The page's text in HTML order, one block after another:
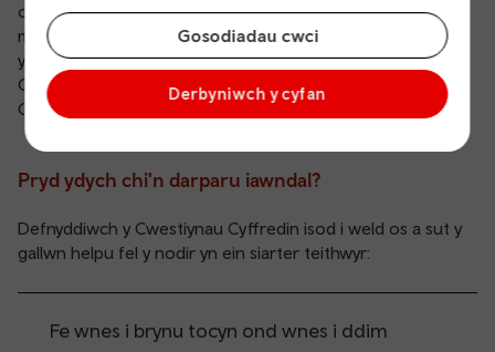
Gosodiadau cwci
Derbyniwch y cyfan
oedd y gweithredwr hwnnw'n bennaf gyfrifol am y
methiant cymorth. Os felly, byddwn yn egluro hyn yn glir ac
yn gofyn am eich caniatâd cyn trosglwyddo'r hawliad.
Os oes angen help arnoch i gyflwyno hawliad, mae ein tîm
Cysylltiadau Cwsmeriaid yma i'ch cefnogi.
Pryd ydych chi'n darparu iawndal?
Defnyddiwch y Cwestiynau Cyffredin isod i weld os a sut y
gallwn helpu fel y nodir yn ein siarter teithwyr:
Fe wnes i brynu tocyn ond wnes i ddim